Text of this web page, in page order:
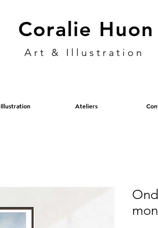
Coralie Huon
Art & Illustration
Illustration Ateliers